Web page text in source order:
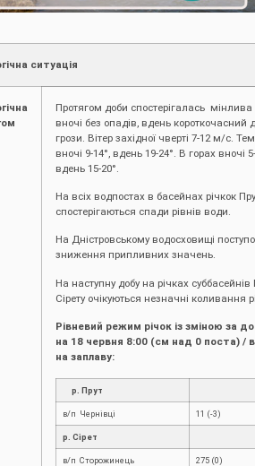
ситуація
Протягом доби спостерігалась мінлива
вночі без опадів, вдень короткочасний
грози. Вітер західної чверті 7-12 м/с.
вночі 9-14°, вдень 19-24°. В горах вночі
вдень 15-20°.
На всіх водпостах в басейнах річкок
спостерігаються спади рівнів води.
На Дністровському водосховищі
зниження припливних значень.
На наступну добу на річках суббасейнів
Сірету очікуються незначні коливання
Рівневий режим річок із зміною за
на 1 8 червня 8:00 (см над 0 поста) /
на заплаву:
р. Прут
в/п Чернівці 11 (-3)
р. Сірет
в/п Сторожинець 275 (0)